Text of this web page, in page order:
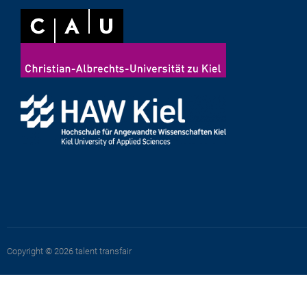
Copyright © 2026 talent transfair